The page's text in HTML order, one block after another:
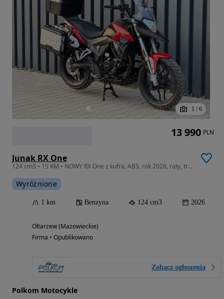
1 / 6
Junak RX One
124 cm3 • 15 KM • NOWY RX One z kufra, ABS, rok 2026, raty, transport, Wa-wa
Wyróżnione
1 km Benzyna 124 cm3 2026
Ołtarzew (Mazowieckie)
Firma • Opublikowano
Zobacz ogłoszenia
Polkom Motocykle
13 990 PLN